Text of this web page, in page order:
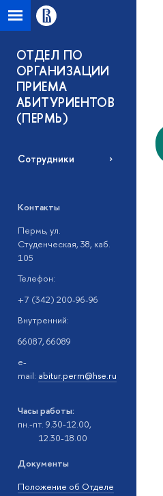
ОТДЕЛ ПО
ОРГАНИЗАЦИИ
ПРИЕМА
АБИТУРИЕНТОВ
(ПЕРМЬ)
Сотрудники
Контакты
Пермь, ул.
Студенческая, 38, каб.
105
Телефон:
+7 (342) 200-96-96
Внутренний:
66087, 66089
e-
mail: abitur.perm@hse.ru
Часы работы:
пн.-пт. 9.30-12.00,
12.30-18.00
Документы
Положение об Отделе